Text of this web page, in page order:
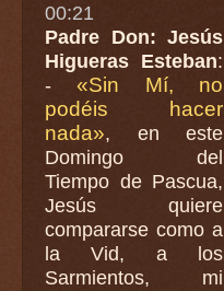
00:21
Padre Don: Jesús
Higueras Esteban:
- «Sin Mí, no
podéis hacer
nada», en este
Domingo del
Tiempo de Pascua,
Jesús quiere
compararse como a
la Vid, a los
Sarmientos, mi